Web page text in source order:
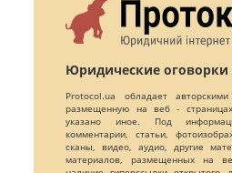
Юридические оговорки
Protocol.ua обладает
размещенную на веб -
указано иное. Под
комментарии, статьи,
сканы, видео, аудио, другие
материалов, размещенных на